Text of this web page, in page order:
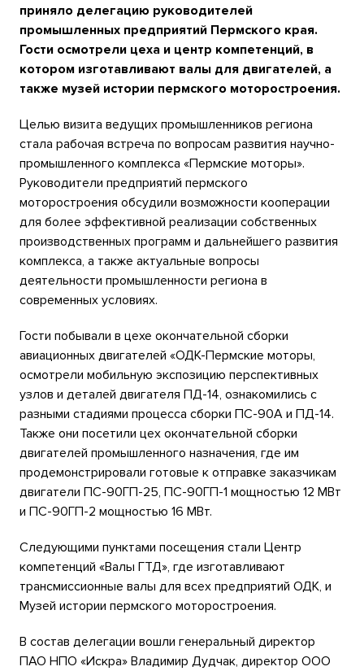
приняло делегацию руководителей
промышленных предприятий Пермского края.
Гости осмотрели цеха и центр компетенций, в
котором изготавливают валы для двигателей, а
также музей истории пермского моторостроения.
Целью визита ведущих промышленников региона
стала рабочая встреча по вопросам развития научно-
промышленного комплекса «Пермские моторы».
Руководители предприятий пермского
моторостроения обсудили возможности кооперации
для более эффективной реализации собственных
производственных программ и дальнейшего развития
комплекса, а также актуальные вопросы
деятельности промышленности региона в
современных условиях.
Гости побывали в цехе окончательной сборки
авиационных двигателей «ОДК-Пермские моторы,
осмотрели мобильную экспозицию перспективных
узлов и деталей двигателя ПД-14, ознакомились с
разными стадиями процесса сборки ПС-90А и ПД-14.
Также они посетили цех окончательной сборки
двигателей промышленного назначения, где им
продемонстрировали готовые к отправке заказчикам
двигатели ПС-90ГП-25, ПС-90ГП-1 мощностью 12 МВт
и ПС-90ГП-2 мощностью 16 МВт.
Следующими пунктами посещения стали Центр
компетенций «Валы ГТД», где изготавливают
трансмиссионные валы для всех предприятий ОДК, и
Музей истории пермского моторостроения.
В состав делегации вошли генеральный директор
ПАО НПО «Искра» Владимир Дудчак, директор ООО